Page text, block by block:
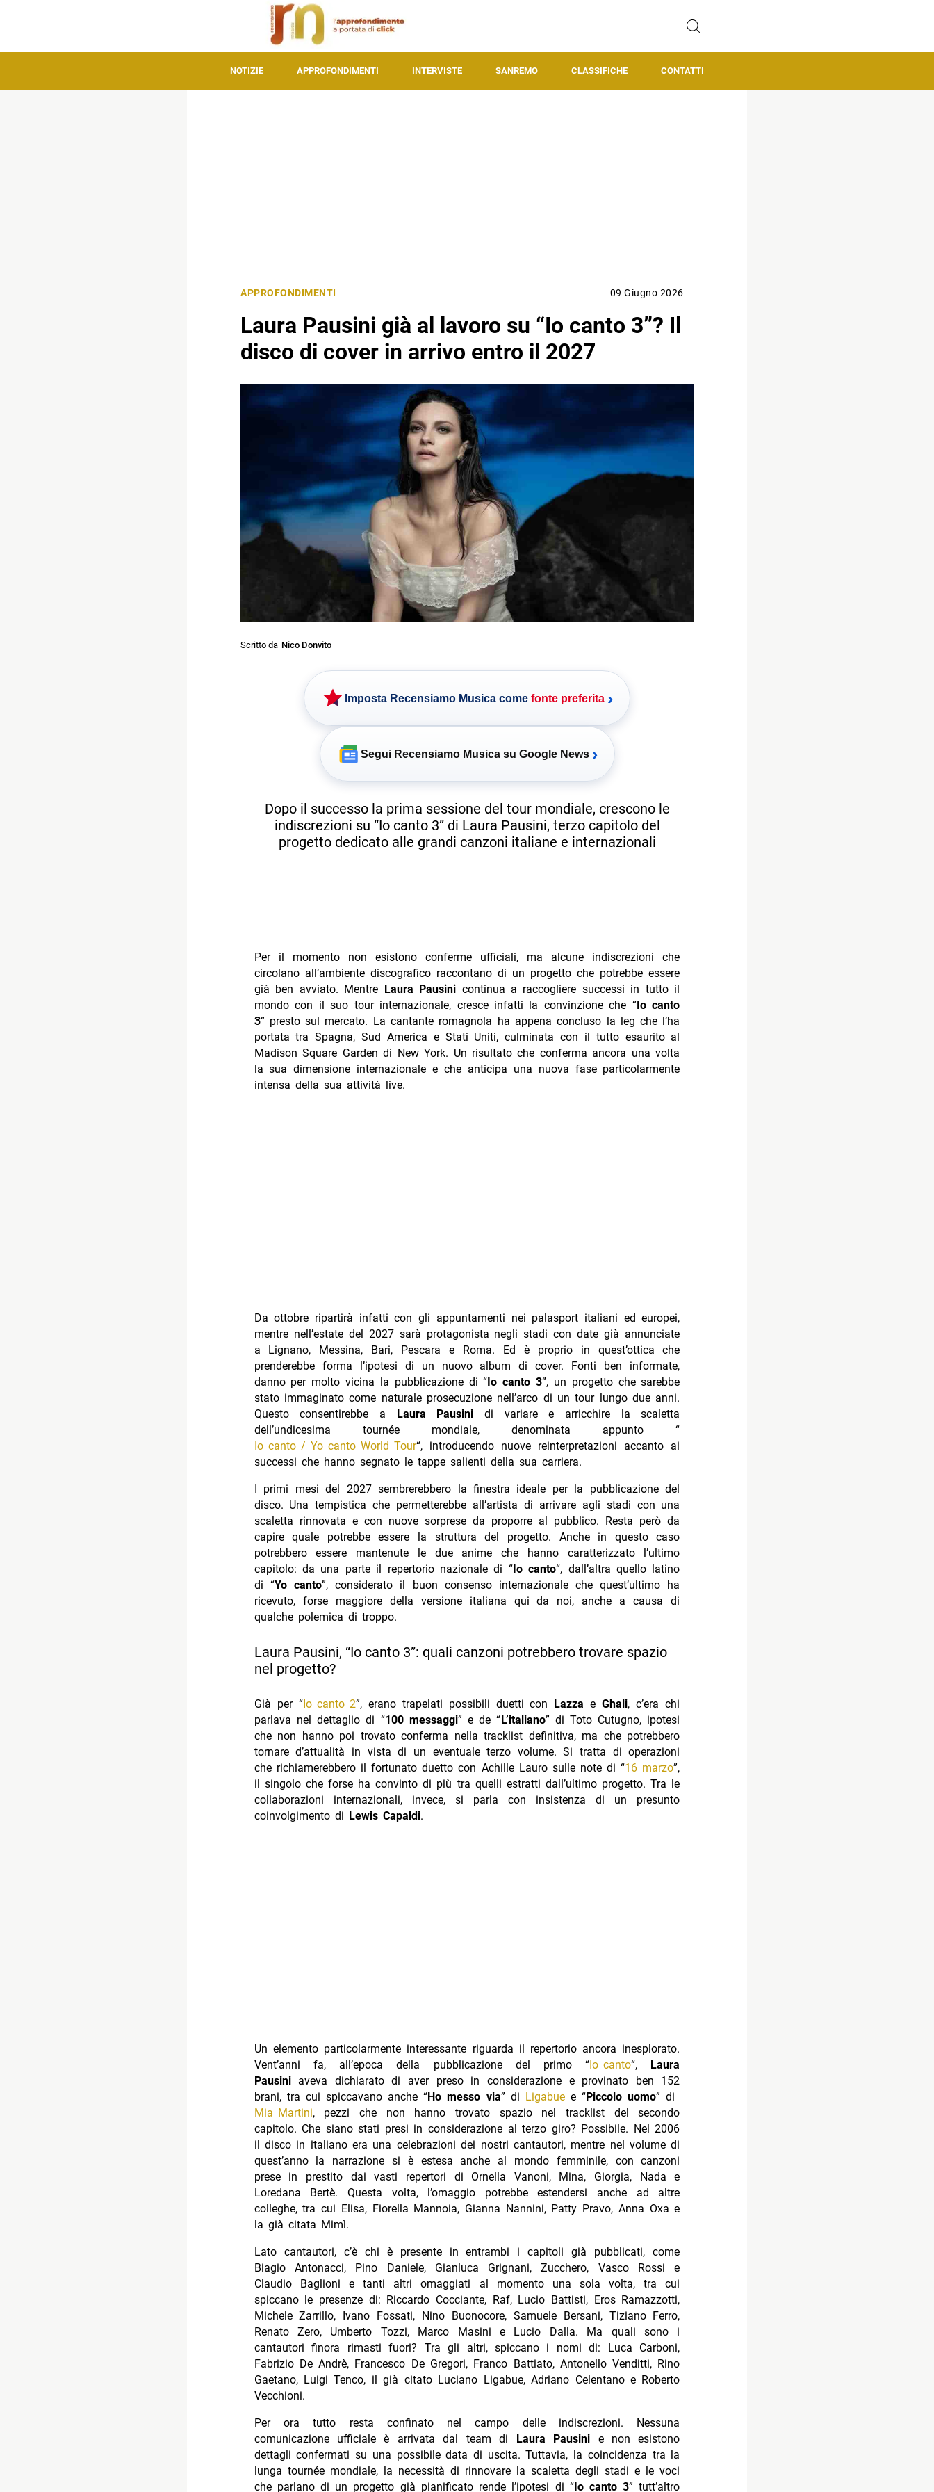
NOTIZIE APPROFONDIMENTI INTERVISTE SANREMO CLASSIFICHE CONTATTI
APPROFONDIMENTI 09 Giugno 2026
Laura Pausini già al lavoro su “Io canto 3”? Il
disco di cover in arrivo entro il 2027
Scritto da Nico Donvito
Imposta Recensiamo Musica come fonte preferita ›
Segui Recensiamo Musica su Google News ›
Dopo il successo la prima sessione del tour mondiale, crescono le
indiscrezioni su “Io canto 3” di Laura Pausini, terzo capitolo del
progetto dedicato alle grandi canzoni italiane e internazionali
Per il momento non esistono conferme ufficiali, ma alcune indiscrezioni che
circolano all’ambiente discografico raccontano di un progetto che potrebbe essere
già ben avviato. Mentre
Laura Pausini continua a raccogliere successi in tutto il
mondo con il suo tour internazionale, cresce infatti la convinzione che “Io canto
3” presto sul mercato. La cantante romagnola ha appena concluso la leg che l’ha
portata tra Spagna, Sud America e Stati Uniti, culminata con il tutto esaurito al
Madison Square Garden di New York. Un risultato che conferma ancora una volta
la sua dimensione internazionale e che anticipa una nuova fase particolarmente
intensa della sua attività live.
Da ottobre ripartirà infatti con gli appuntamenti nei palasport italiani ed europei,
mentre nell’estate del 2027 sarà protagonista negli stadi con date già annunciate
a Lignano, Messina, Bari, Pescara e Roma. Ed è proprio in quest’ottica che
prenderebbe forma l’ipotesi di un nuovo album di cover. Fonti ben informate,
danno per molto vicina la pubblicazione di “ Io canto 3”, un progetto che sarebbe
stato immaginato come naturale prosecuzione nell’arco di un tour lungo due anni.
Questo consentirebbe a
Laura Pausini di variare e arricchire la scaletta
dell’undicesima tournée mondiale, denominata appunto “
Io canto / Yo canto World Tour“, introducendo nuove reinterpretazioni accanto ai
successi che hanno segnato le tappe salienti della sua carriera.
I primi mesi del 2027 sembrerebbero la finestra ideale per la pubblicazione del
disco. Una tempistica che permetterebbe all’artista di arrivare agli stadi con una
scaletta rinnovata e con nuove sorprese da proporre al pubblico. Resta però da
capire quale potrebbe essere la struttura del progetto. Anche in questo caso
potrebbero essere mantenute le due anime che hanno caratterizzato l’ultimo
capitolo: da una parte il repertorio nazionale di “Io canto“, dall’altra quello latino
di “Yo canto”, considerato il buon consenso internazionale che quest’ultimo ha
ricevuto, forse maggiore della versione italiana qui da noi, anche a causa di
qualche polemica di troppo.
Laura Pausini, “Io canto 3”: quali canzoni potrebbero trovare spazio
nel progetto?
Già per “Io canto 2”, erano trapelati possibili duetti con Lazza eGhali, c’era chi
parlava nel dettaglio di “100 messaggi” e de “L’italiano” di Toto Cutugno, ipotesi
che non hanno poi trovato conferma nella tracklist definitiva, ma che potrebbero
tornare d’attualità in vista di un eventuale terzo volume. Si tratta di operazioni
che richiamerebbero il fortunato duetto con Achille Lauro sulle note di “16 marzo”,
il singolo che forse ha convinto di più tra quelli estratti dall’ultimo progetto. Tra le
collaborazioni internazionali, invece, si parla con insistenza di un presunto
coinvolgimento di Lewis Capaldi.
Un elemento particolarmente interessante riguarda il repertorio ancora inesplorato.
Vent’anni fa, all’epoca della pubblicazione del primo “Io canto“, Laura
Pausiniaveva dichiarato di aver preso in considerazione e provinato ben 152
brani, tra cui spiccavano anche “Ho messo via” di Ligabuee “Piccolo uomo” di
Mia Martini, pezzi che non hanno trovato spazio nel tracklist del secondo
capitolo. Che siano stati presi in considerazione al terzo giro? Possibile. Nel 2006
il disco in italiano era una celebrazioni dei nostri cantautori, mentre nel volume di
quest’anno la narrazione si è estesa anche al mondo femminile, con canzoni
prese in prestito dai vasti repertori di Ornella Vanoni, Mina, Giorgia, Nada e
Loredana Bertè. Questa volta, l’omaggio potrebbe estendersi anche ad altre
colleghe, tra cui Elisa, Fiorella Mannoia, Gianna Nannini, Patty Pravo, Anna Oxa e
la già citata Mimì.
Lato cantautori, c’è chi è presente in entrambi i capitoli già pubblicati, come
Biagio Antonacci, Pino Daniele, Gianluca Grignani, Zucchero, Vasco Rossi e
Claudio Baglioni e tanti altri omaggiati al momento una sola volta, tra cui
spiccano le presenze di: Riccardo Cocciante, Raf, Lucio Battisti, Eros Ramazzotti,
Michele Zarrillo, Ivano Fossati, Nino Buonocore, Samuele Bersani, Tiziano Ferro,
Renato Zero, Umberto Tozzi, Marco Masini e Lucio Dalla. Ma quali sono i
cantautori finora rimasti fuori? Tra gli altri, spiccano i nomi di: Luca Carboni,
Fabrizio De Andrè, Francesco De Gregori, Franco Battiato, Antonello Venditti, Rino
Gaetano, Luigi Tenco, il già citato Luciano Ligabue, Adriano Celentano e Roberto
Vecchioni.
Per ora tutto resta confinato nel campo delle indiscrezioni. Nessuna
comunicazione ufficiale è arrivata dal team di Laura Pausini e non esistono
dettagli confermati su una possibile data di uscita. Tuttavia, la coincidenza tra la
lunga tournée mondiale, la necessità di rinnovare la scaletta degli stadi e le voci
che parlano di un progetto già pianificato rende l’ipotesi di “Io canto 3” tutt’altro